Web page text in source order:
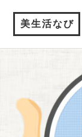
美生活なび